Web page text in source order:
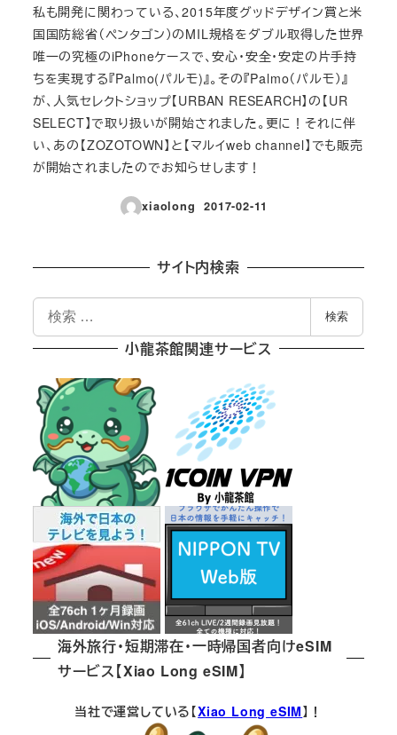
私も開発に関わっている、2015年度グッドデザイン賞と米
国国防総省（ペンタゴン）のMIL規格をダブル取得した世界
唯一の究極のiPhoneケースで、安心・安全・安定の片手持
ちを実現する『Palmo(パルモ)』。その『Palmo（パルモ）』
が、人気セレクトショップ【URBAN RESEARCH】の【UR
SELECT】で取り扱いが開始されました。更に！それに伴
い、あの【ZOZOTOWN】と【マルイweb channel】でも販売
が開始されましたのでお知らせします！
xiaolong
投稿日
2017-02-11
サイト内検索
検
索
検索
小龍茶館関連サービス
海外旅行・短期滞在・一時帰国者向けeSIM
サービス【Xiao Long eSIM】
当社で運営している【Xiao Long eSIM】！